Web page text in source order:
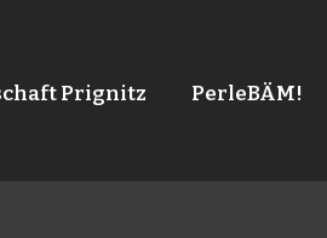
Prignitz PerleBÄM!